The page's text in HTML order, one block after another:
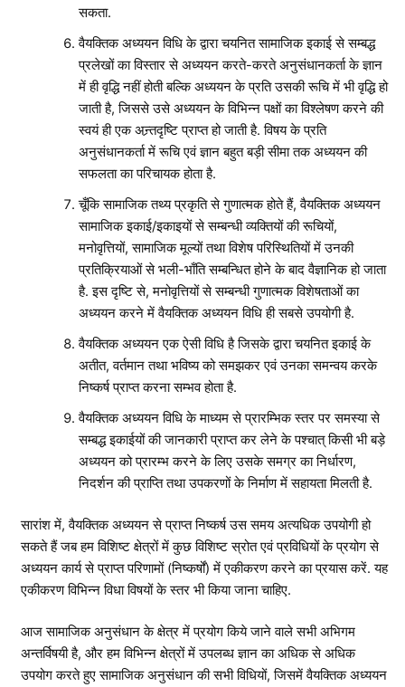
सकता.
वैयक्तिक अध्ययन विधि के द्वारा चयनित सामाजिक इकाई से सम्बद्ध
प्रलेखों का विस्तार से अध्ययन करते-करते अनुसंधानकर्ता के ज्ञान
में ही वृद्धि नहीं होती बल्कि अध्ययन के प्रति उसकी रूचि में भी वृद्धि हो
जाती है, जिससे उसे अध्ययन के विभिन्न पक्षों का विश्लेषण करने की
स्वयं ही एक अन्र्तदृष्टि प्राप्त हो जाती है. विषय के प्रति
अनुसंधानकर्ता में रूचि एवं ज्ञान बहुत बड़ी सीमा तक अध्ययन की
सफलता का परिचायक होता है.
चूँकि सामाजिक तथ्य प्रकृति से गुणात्मक होते हैं, वैयक्तिक अध्ययन
सामाजिक इकाई/इकाइयों से सम्बन्धी व्यक्तियों की रूचियों,
मनोवृत्तियों, सामाजिक मूल्यों तथा विशेष परिस्थितियों में उनकी
प्रतिक्रियाओं से भली-भाँति सम्बन्धित होने के बाद वैज्ञानिक हो जाता
है. इस दृष्टि से, मनोवृत्तियों से सम्बन्धी गुणात्मक विशेषताओं का
अध्ययन करने में वैयक्तिक अध्ययन विधि ही सबसे उपयोगी है.
वैयक्तिक अध्ययन एक ऐसी विधि है जिसके द्वारा चयनित इकाई के
अतीत, वर्तमान तथा भविष्य को समझकर एवं उनका समन्वय करके
निष्कर्ष प्राप्त करना सम्भव होता है.
वैयक्तिक अध्ययन विधि के माध्यम से प्रारम्भिक स्तर पर समस्या से
सम्बद्ध इकाईयों की जानकारी प्राप्त कर लेने के पश्चात् किसी भी बड़े
अध्ययन को प्रारम्भ करने के लिए उसके समग्र का निर्धारण,
निदर्शन की प्राप्ति तथा उपकरणों के निर्माण में सहायता मिलती है.
सारांश में, वैयक्तिक अध्ययन से प्राप्त निष्कर्ष उस समय अत्यधिक उपयोगी हो
सकते हैं जब हम विशिष्ट क्षेत्रों में कुछ विशिष्ट स्रोत एवं प्रविधियों के प्रयोग से
अध्ययन कार्य से प्राप्त परिणामों (निष्कर्षों) में एकीकरण करने का प्रयास करें. यह
एकीकरण विभिन्न विधा विषयों के स्तर भी किया जाना चाहिए.
आज सामाजिक अनुसंधान के क्षेत्र में प्रयोग किये जाने वाले सभी अभिगम
अन्तर्विषयी है, और हम विभिन्न क्षेत्रों में उपलब्ध ज्ञान का अधिक से अधिक
उपयोग करते हुए सामाजिक अनुसंधान की सभी विधियों, जिसमें वैयक्तिक अध्ययन